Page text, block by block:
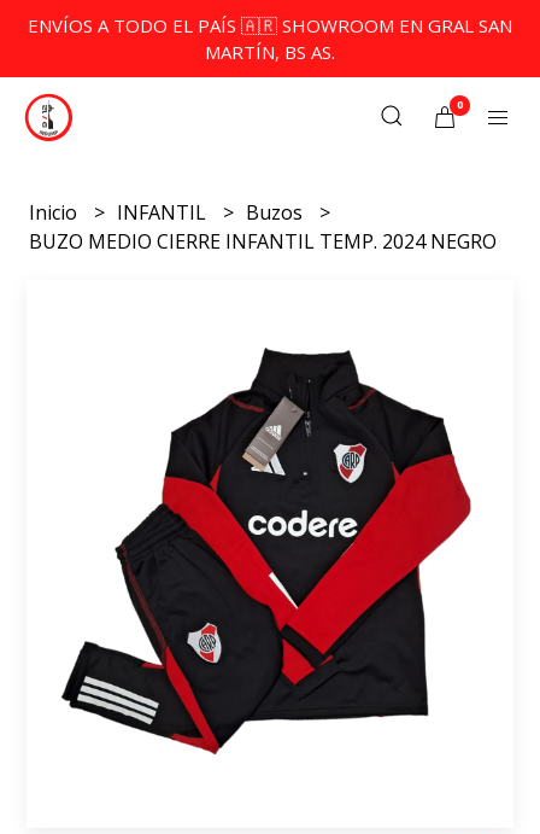
ENVÍOS A TODO EL PAÍS 🇦🇷 SHOWROOM EN GRAL SAN
MARTÍN, BS AS.
0
Inicio INFANTIL
Buzos
BUZO MEDIO CIERRE INFANTIL TEMP. 2024 NEGRO